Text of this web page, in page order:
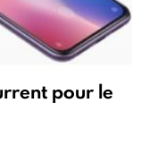
pour le